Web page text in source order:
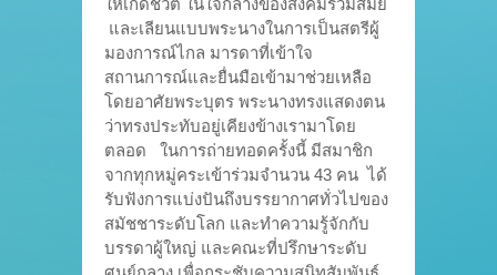
ให้เกิดชีวิต ในใจกลางของสังคมร่วมสมัย
และเลียนแบบพระนางในการเป็นสตรีผู้
มองการณ์ไกล มารดาที่เข้าใจ
สถานการณ์และยื่นมือเข้ามาช่วยเหลือ
โดยอาศัยพระบุตร พระนางทรงแสดงตน
ว่าทรงประทับอยู่เคียงข้างเรามาโดย
ตลอด ในการถ่ายทอดครั้งนี้ มีสมาชิก
จากทุกหมู่คระเข้าร่วมจำนวน 43 คน ได้
รับฟังการแบ่งปันถึงบรรยากาศทั่วไปของ
สมัชชาระดับโลก และทำความรู้จักกับ
บรรดาผู้ใหญ่ และคณะที่ปรึกษาระดับ